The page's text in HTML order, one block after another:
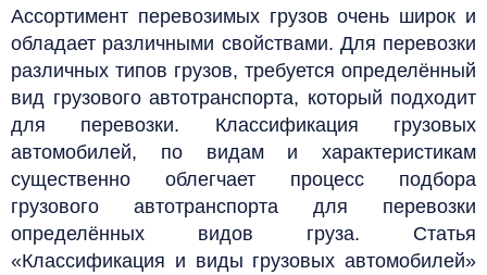
Ассортимент перевозимых грузов очень широк и
обладает различными свойствами. Для перевозки
различных типов грузов, требуется определённый
вид грузового автотранспорта, который подходит
для перевозки. Классификация грузовых
автомобилей, по видам и характеристикам
существенно облегчает процесс подбора
грузового автотранспорта для перевозки
определённых видов груза. Статья
«Классификация и виды грузовых автомобилей»